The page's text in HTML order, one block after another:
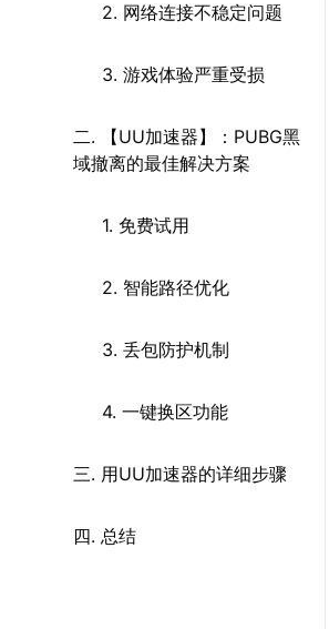
2. 网络连接不稳定问题
3. 游戏体验严重受损
二. 【UU加速器】：PUBG黑
域撤离的最佳解决方案
1. 免费试用
2. 智能路径优化
3. 丢包防护机制
4. 一键换区功能
三. 用UU加速器的详细步骤
四. 总结